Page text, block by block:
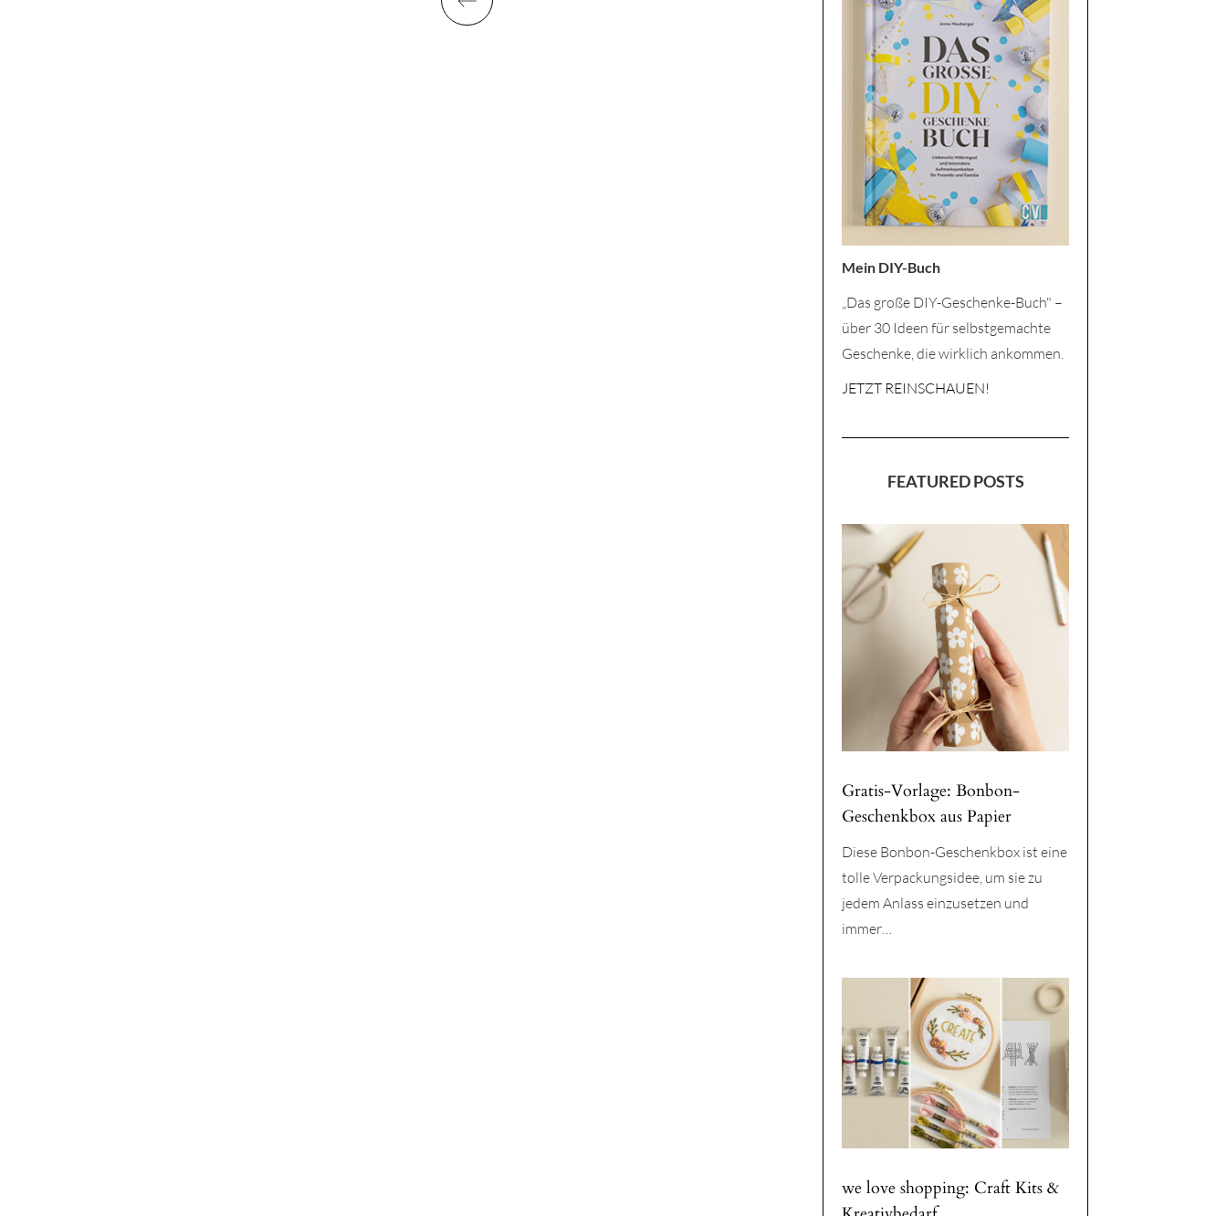
Mein DIY-Buch
„Das große DIY-Geschenke-Buch" –
über 30 Ideen für selbstgemachte
Geschenke, die wirklich ankommen.
JETZT REINSCHAUEN!
FEATURED POSTS
Gratis-Vorlage: Bonbon-
Geschenkbox aus Papier
Diese Bonbon-Geschenkbox ist eine
tolle Verpackungsidee, um sie zu
jedem Anlass einzusetzen und
immer…
we love shopping: Craft Kits &